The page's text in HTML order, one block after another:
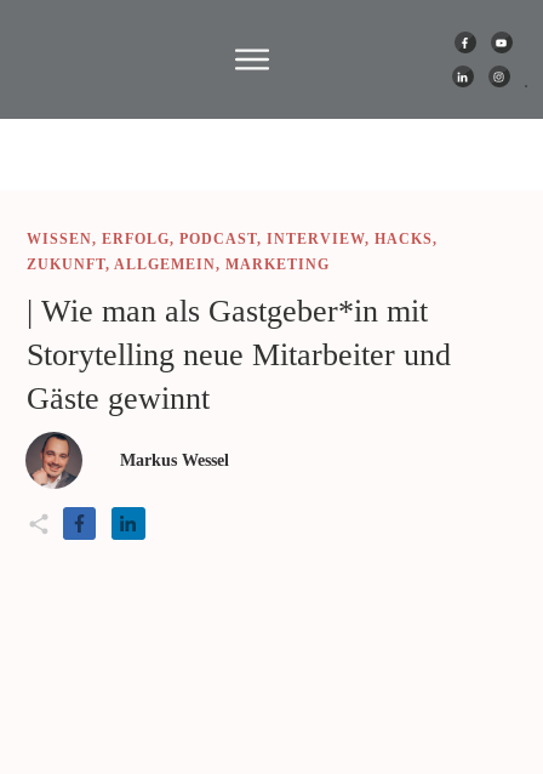
WISSEN, ERFOLG, PODCAST, INTERVIEW, HACKS,
ZUKUNFT, ALLGEMEIN, MARKETING
| Wie man als Gastgeber*in mit
Storytelling neue Mitarbeiter und
Gäste gewinnt
Markus Wessel